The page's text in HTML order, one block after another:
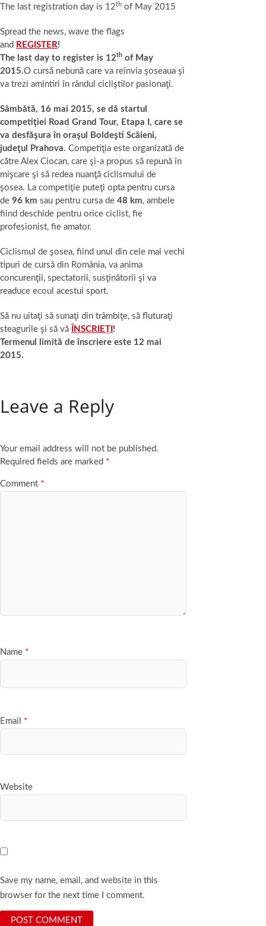
The last registration day is 12th of May 2015
Spread the news, wave the flags
and REGISTER!
The last day to register is 12th of May
2015.O cursă nebună care va reînvia şoseaua şi
va trezi amintiri în rândul cicliştilor pasionaţi.
Sâmbătă, 16 mai 2015, se dă startul
competiţiei Road Grand Tour, Etapa I, care se
va desfăşura în oraşul Boldeşti Scăieni,
judeţul Prahova. Competiţia este organizată de
către Alex Ciocan, care şi-a propus să repună în
mişcare şi să redea nuanţă ciclismului de
şosea. La competiţie puteţi opta pentru cursa
de 96 km sau pentru cursa de 48 km, ambele
fiind deschide pentru orice ciclist, fie
profesionist, fie amator.
Ciclismul de şosea, fiind unul din cele mai vechi
tipuri de cursă din România, va anima
concurenţii, spectatorii, susţinătorii şi va
readuce ecoul acestui sport.
Să nu uitaţi să sunaţi din trâmbiţe, să fluturaţi
steagurile şi să vă
ÎNSCRIEȚI !
Termenul limită de înscriere este 12 mai
2015.
Leave a Reply
Your email address will not be published.
Required fields are marked *
Comment *
Name *
Email *
Website
Save my name, email, and website in this
browser for the next time I comment.